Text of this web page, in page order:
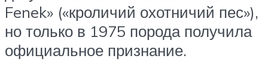
Fenek» («кроличий охотничий пес»),
но только в 1975 порода получила
официальное признание.